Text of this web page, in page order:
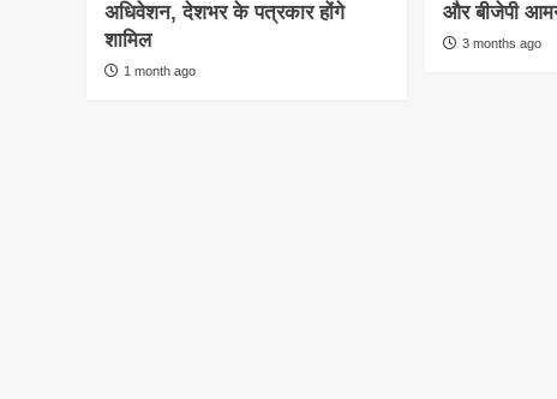
अधिवेशन, देशभर के पत्रकार होंगे
शामिल
1 month ago
और बीजेपी
3 months ago